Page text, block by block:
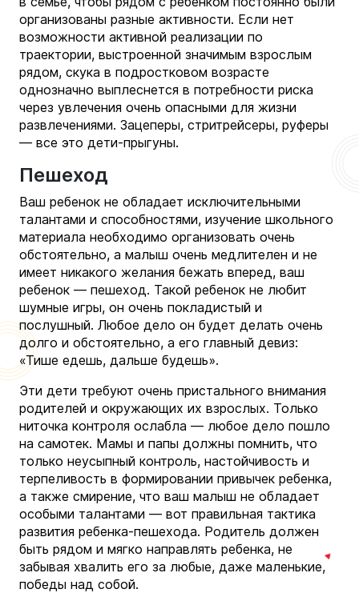
организованы разные активности. Если нет
возможности активной реализации по
траектории, выстроенной значимым взрослым
рядом, скука в подростковом возрасте
однозначно выплеснется в потребности риска
через увлечения очень опасными для жизни
развлечениями. Зацеперы, стритрейсеры, руферы
— все это дети-прыгуны.
Пешеход
Ваш ребенок не обладает исключительными
талантами и способностями, изучение школьного
материала необходимо организовать очень
обстоятельно, а малыш очень медлителен и не
имеет никакого желания бежать вперед, ваш
ребенок — пешеход. Такой ребенок не любит
шумные игры, он очень покладистый и
послушный. Любое дело он будет делать очень
долго и обстоятельно, а его главный девиз:
«Тише едешь, дальше будешь».
Эти дети требуют очень пристального внимания
родителей и окружающих их взрослых. Только
ниточка контроля ослабла — любое дело пошло
на самотек. Мамы и папы должны помнить, что
только неусыпный контроль, настойчивость и
терпеливость в формировании привычек ребенка,
а также смирение, что ваш малыш не обладает
особыми талантами — вот правильная тактика
развития ребенка-пешехода. Родитель должен
быть рядом и мягко направлять ребенка, не
забывая хвалить его за любые, даже маленькие,
победы над собой.